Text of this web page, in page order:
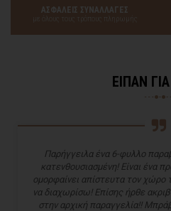
ΑΣΦΑΛΕΙΣ ΣΥΝΑΛΛΑΓΕΣ
με όλους τους τρόπους πληρωμής
ΕΙΠΑΝ
Παρήγγειλα ένα 6-φυλλο
κατενθουσιασμένη! Είναι ένα
ομορφαίνει απίστευτα τον χώρο
να διαχωρίσω! Επίσης ήρθε
στην αρχική παραγγελία!!